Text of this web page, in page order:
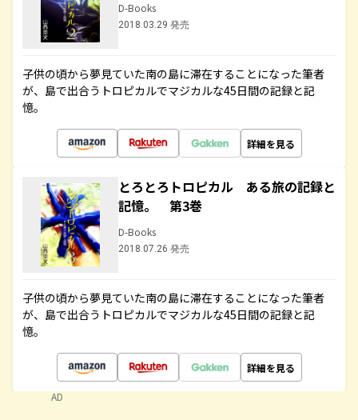
D-Books
2018.03.29 発売
子供の頃から夢見ていた南の島に滞在することになった筆者
が、島で出合うトロピカルでマジカルな45日間の記録と記
憶。
詳細を見る
とろとろトロピカル ある旅の記録と
記憶。 第3巻
D-Books
2018.07.26 発売
子供の頃から夢見ていた南の島に滞在することになった筆者
が、島で出合うトロピカルでマジカルな45日間の記録と記
憶。
詳細を見る
AD